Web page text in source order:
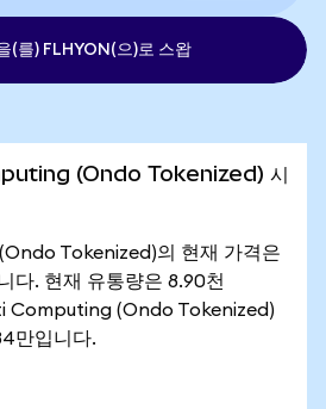
(를) FLHYON(으)로 스왑
(Ondo Tokenized) 시
Tokenized)의 현재 가격은
다. 현재 유통량은 8.90천
Computing (Ondo Tokenized)
만입니다.